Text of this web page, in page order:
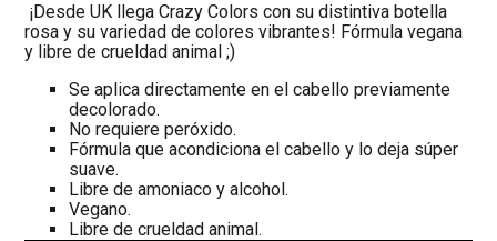
¡Desde UK llega Crazy Colors con su distintiva botella
rosa y su variedad de colores vibrantes! Fórmula vegana
y libre de crueldad animal ;)
Se aplica directamente en el cabello previamente
decolorado.
No requiere peróxido.
Fórmula que acondiciona el cabello y lo deja súper
suave.
Libre de amoniaco y alcohol.
Vegano.
Libre de crueldad animal.